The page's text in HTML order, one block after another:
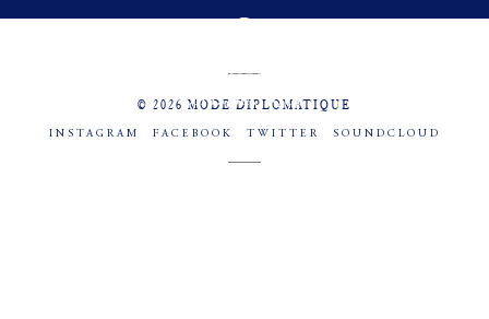
© 2026 MODE DIPLOMATIQUE
INSTAGRAM FACEBOOK TWITTER SOUNDCLOUD